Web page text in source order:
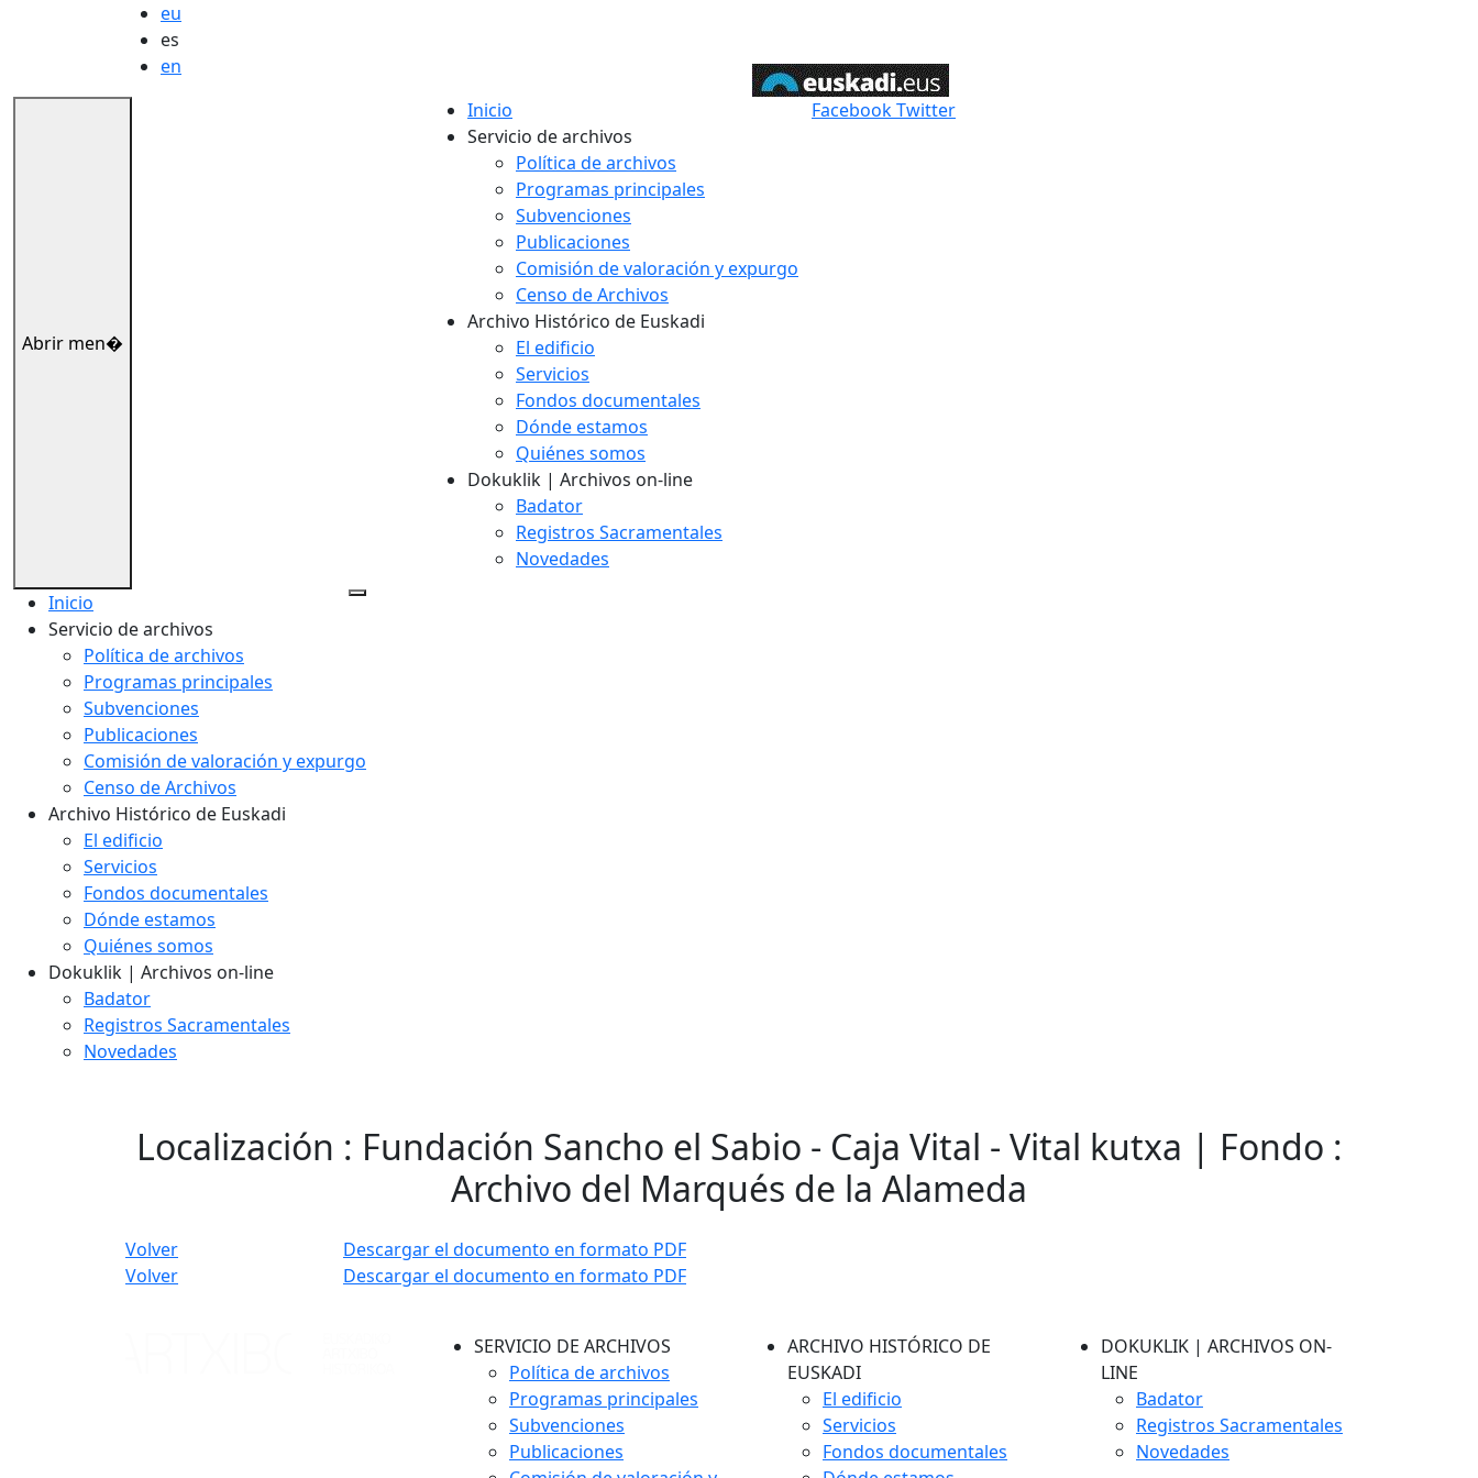
eu
es
en
Abrir men�
Inicio
Servicio de archivos
Política de archivos
Programas principales
Subvenciones
Publicaciones
Comisión de valoración y expurgo
Censo de Archivos
Archivo Histórico de Euskadi
El edificio
Servicios
Fondos documentales
Dónde estamos
Quiénes somos
Dokuklik | Archivos on-line
Badator
Registros Sacramentales
Novedades
FacebookTwitter
Inicio
Servicio de archivos
Política de archivos
Programas principales
Subvenciones
Publicaciones
Comisión de valoración y expurgo
Censo de Archivos
Archivo Histórico de Euskadi
El edificio
Servicios
Fondos documentales
Dónde estamos
Quiénes somos
Dokuklik | Archivos on-line
Badator
Registros Sacramentales
Novedades
Localización : Fundación Sancho el Sabio - Caja Vital - Vital kutxa | Fondo :
Archivo del Marqués de la Alameda
Volver
Descargar el documento en formato PDF
Volver
Descargar el documento en formato PDF
SERVICIO DE ARCHIVOS
Política de archivos
Programas principales
Subvenciones
Publicaciones
ARCHIVO HISTÓRICO DE
EUSKADI
El edificio
Servicios
Fondos documentales
DOKUKLIK | ARCHIVOS ON-
LINE
Badator
Registros Sacramentales
Novedades